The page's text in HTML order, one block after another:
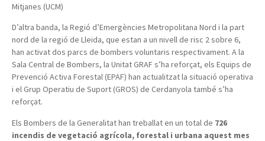
Mitjanes (UCM)
D’altra banda, la Regió d’Emergències Metropolitana Nord i la part
nord de la regió de Lleida, que estan a un nivell de risc 2 sobre 6,
han activat dos parcs de bombers voluntaris respectivament. A la
Sala Central de Bombers, la Unitat GRAF s’ha reforçat, els Equips de
Prevenció Activa Forestal (EPAF) han actualitzat la situació operativa
i el Grup Operatiu de Suport (GROS) de Cerdanyola també s’ha
reforçat.
Els Bombers de la Generalitat han treballat en un total de 726
incendis de vegetació agrícola, forestal i urbana aquest mes